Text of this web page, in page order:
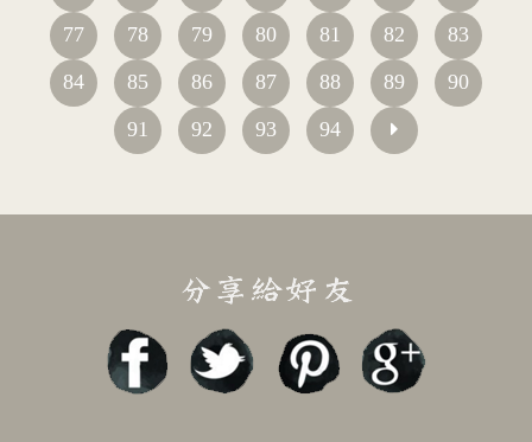
77
78 79 80 81 82
83
84
85 86 87 88 89
90
91
92 93 94